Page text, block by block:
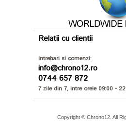
Relatii cu clientii
Intrebari si comenzi:
info@chrono12.ro
0744 657 872
7 zile din 7, intre orele 09:00 -
Copyright © Chrono12. All